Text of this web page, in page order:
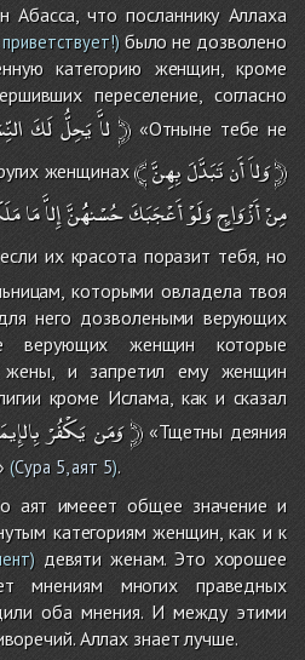
Абасса, что посланнику Аллаха
было не дозволено
категорию женщин, кроме
переселение, согласно
لاَّيَحِلُّلَكَ ﴿«Отныне тебе не
женщинах﴾ وَلاَأَنتَبَدَّلَبِهِنَّ ﴿
مِنْأَزْوَاجٍوَلَوْأَعْجَبَكَحُسْنهُُنَّإِلاَّمَا
их красота поразит тебя, но
которыми овладела твоя
него дозволеными верующих
женщин которые
и запретил ему женщин
кроме Ислама, как и сказал
وَمَنيَكْفُرْ ﴿«Тщетны деяния
(Сура 5, аят 5).
аят имееет общее значение и
категориям женщин, как и к
девяти женам. Это хорошее
мнениям многих праведных
оба мнения. И между этими
Аллах знает лучше.